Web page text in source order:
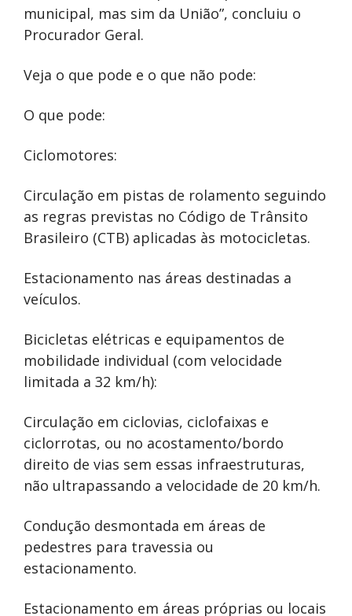
municipal, mas sim da União”, concluiu o
Procurador Geral.
Veja o que pode e o que não pode:
O que pode:
Ciclomotores:
Circulação em pistas de rolamento seguindo
as regras previstas no Código de Trânsito
Brasileiro (CTB) aplicadas às motocicletas.
Estacionamento nas áreas destinadas a
veículos.
Bicicletas elétricas e equipamentos de
mobilidade individual (com velocidade
limitada a 32 km/h):
Circulação em ciclovias, ciclofaixas e
ciclorrotas, ou no acostamento/bordo
direito de vias sem essas infraestruturas,
não ultrapassando a velocidade de 20 km/h.
Condução desmontada em áreas de
pedestres para travessia ou
estacionamento.
Estacionamento em áreas próprias ou locais